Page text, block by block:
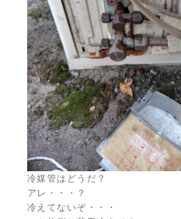
冷媒管はどうだ？
アレ・・・？
冷えてないぞ・・・